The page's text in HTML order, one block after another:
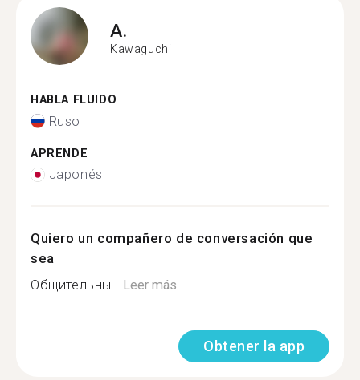
A.
Kawaguchi
HABLA FLUIDO
Ruso
APRENDE
Japonés
Quiero un compañero de conversación que
sea
Общительны...Leer más
Obtener la app